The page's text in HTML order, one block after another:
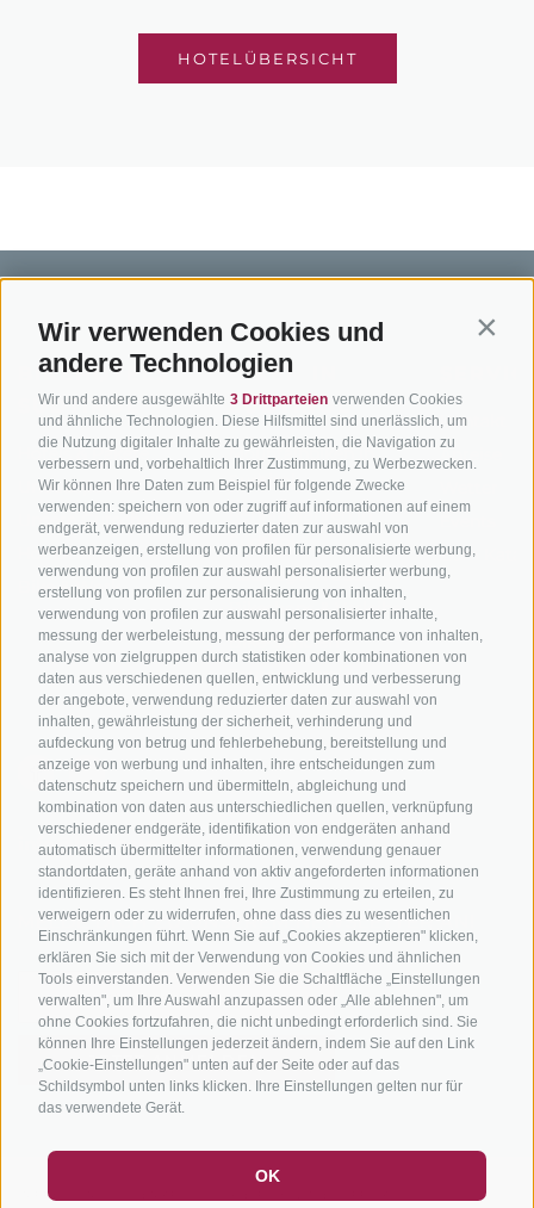
Wir verwenden Cookies und
andere Technologien
Wir und andere ausgewählte 3 Drittparteien verwenden Cookies
und ähnliche Technologien. Diese Hilfsmittel sind unerlässlich, um
die Nutzung digitaler Inhalte zu gewährleisten, die Navigation zu
verbessern und, vorbehaltlich Ihrer Zustimmung, zu Werbezwecken.
Wir können Ihre Daten zum Beispiel für folgende Zwecke
verwenden: speichern von oder zugriff auf informationen auf einem
endgerät, verwendung reduzierter daten zur auswahl von
werbeanzeigen, erstellung von profilen für personalisierte werbung,
verwendung von profilen zur auswahl personalisierter werbung,
erstellung von profilen zur personalisierung von inhalten,
verwendung von profilen zur auswahl personalisierter inhalte,
messung der werbeleistung, messung der performance von inhalten,
analyse von zielgruppen durch statistiken oder kombinationen von
daten aus verschiedenen quellen, entwicklung und verbesserung
der angebote, verwendung reduzierter daten zur auswahl von
inhalten, gewährleistung der sicherheit, verhinderung und
aufdeckung von betrug und fehlerbehebung, bereitstellung und
anzeige von werbung und inhalten, ihre entscheidungen zum
datenschutz speichern und übermitteln, abgleichung und
kombination von daten aus unterschiedlichen quellen, verknüpfung
verschiedener endgeräte, identifikation von endgeräten anhand
automatisch übermittelter informationen, verwendung genauer
standortdaten, geräte anhand von aktiv angeforderten informationen
identifizieren. Es steht Ihnen frei, Ihre Zustimmung zu erteilen, zu
verweigern oder zu widerrufen, ohne dass dies zu wesentlichen
Einschränkungen führt. Wenn Sie auf „Cookies akzeptieren" klicken,
erklären Sie sich mit der Verwendung von Cookies und ähnlichen
Tools einverstanden. Verwenden Sie die Schaltfläche „Einstellungen
verwalten", um Ihre Auswahl anzupassen oder „Alle ablehnen", um
ohne Cookies fortzufahren, die nicht unbedingt erforderlich sind. Sie
können Ihre Einstellungen jederzeit ändern, indem Sie auf den Link
„Cookie-Einstellungen" unten auf der Seite oder auf das
Schildsymbol unten links klicken. Ihre Einstellungen gelten nur für
das verwendete Gerät.
OK
NEWSLETTER
SOCIAL WALL WETTER
HOTELÜBERSICHT
BIKEHOTELS
SÜDTIROL
Hotels & Pakete
Urlaubspakete
Unsere Gutscheine
Hot Deals
Bike & Work
BIKEN IN
SÜDTIROL
Mountainbiken in
Südtirol
Rennradfahren in
Südtirol
Radwege in Südtirol
Bikeshops & Verleihe
Bike-Schulen
Tourenzentrale
Kontakt
Anreise
Zum
info@bikehotels.it
MELDE DICH ZU UNSEREM NEWSLETTER AN!
JETZT ANMELDEN
IMPRESSUM